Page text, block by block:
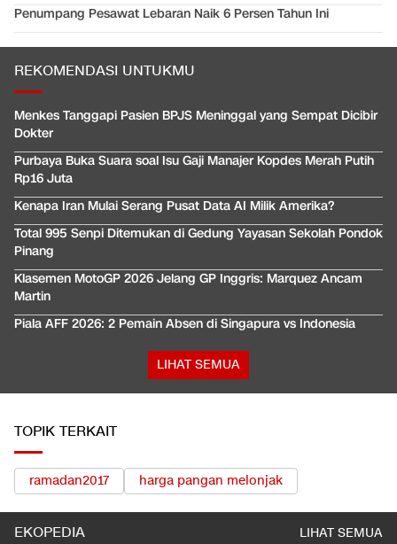
Penumpang Pesawat Lebaran Naik 6 Persen Tahun Ini
REKOMENDASI UNTUKMU
Menkes Tanggapi Pasien BPJS Meninggal yang Sempat Dicibir
Dokter
Purbaya Buka Suara soal Isu Gaji Manajer Kopdes Merah Putih
Rp16 Juta
Kenapa Iran Mulai Serang Pusat Data AI Milik Amerika?
Total 995 Senpi Ditemukan di Gedung Yayasan Sekolah Pondok
Pinang
Klasemen MotoGP 2026 Jelang GP Inggris: Marquez Ancam
Martin
Piala AFF 2026: 2 Pemain Absen di Singapura vs Indonesia
LIHAT SEMUA
TOPIK TERKAIT
ramadan2017 harga pangan melonjak
EKOPEDIA LIHAT SEMUA